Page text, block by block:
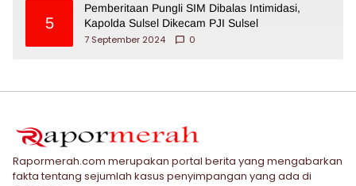
5
Pemberitaan Pungli SIM Dibalas Intimidasi,
Kapolda Sulsel Dikecam PJI Sulsel
7 September 2024
0
Rapormerah.com merupakan portal berita yang mengabarkan
fakta tentang sejumlah kasus penyimpangan yang ada di